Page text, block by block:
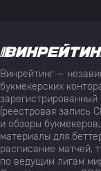
Винрейтинг —
букмекерских
(реестровая
и обзоры
материалы для
расписание матчей,
по ведущим лигам